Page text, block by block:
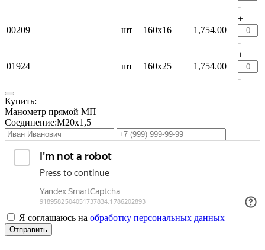
-
00209 шт 160х16 1,754.00
+
-
01924 шт 160х25 1,754.00
+
-
Купить:
Манометр прямой МП
Соединение:М20х1,5
Я соглашаюсь на обработку персональных данных
Отправить